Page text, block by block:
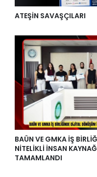
ATEŞİN SAVAŞÇILARI
BAÜN VE GMKA İŞ
NİTELİKLİ İNSAN
TAMAMLANDI